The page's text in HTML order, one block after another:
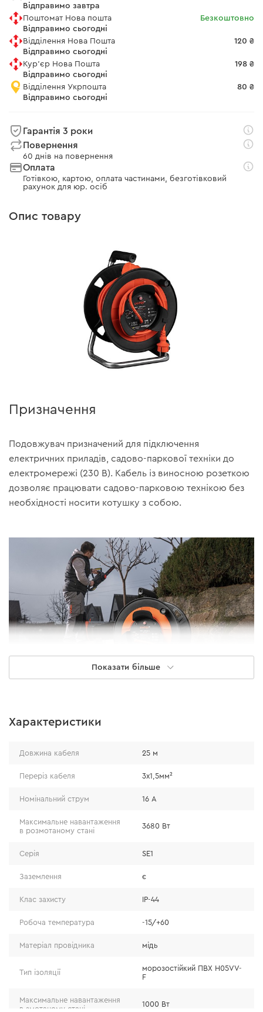
Відправимо завтра
Поштомат Нова пошта
Відправимо сьогодні
Безкоштовно
Відділення Нова Пошта
Відправимо сьогодні
120 ₴
Кур'єр Нова Пошта
Відправимо сьогодні
198 ₴
Відділення Укрпошта
Відправимо сьогодні
80 ₴
Гарантія 3 роки
Повернення
60 днів на повернення
Оплата
Готівкою, картою, оплата частинами, безготівковий
рахунок для юр. осіб
Опис товару
Призначення
Подовжувач призначений для підключення
електричних приладів, садово-паркової техніки до
електромережі (230 В). Кабель із виносною розеткою
дозволяє працювати садово-парковою технікою без
необхідності носити котушку з собою.
(H05VV-F), який забезпечує стійкість до
провідник виготовлений з міді (100%), що
забезпечує максимальну електропровідність та
стійкість до навантажень;
переріз кабелю відповідає заявленим
Показати більше
Характеристики
Довжина кабеля 25 м
Переріз кабеля 3x1,5мм²
Номінальний струм 16 А
Максимальне навантаження
в розмотаному стані
3680 Вт
Серія SE1
Заземлення є
Клас захисту IP-44
Робоча температура -15/+60
Матеріал провідника мідь
Тип ізоляції
морозостійкий ПВХ H05VV-
F
Максимальне навантаження
в змотаному стані
1000 Вт